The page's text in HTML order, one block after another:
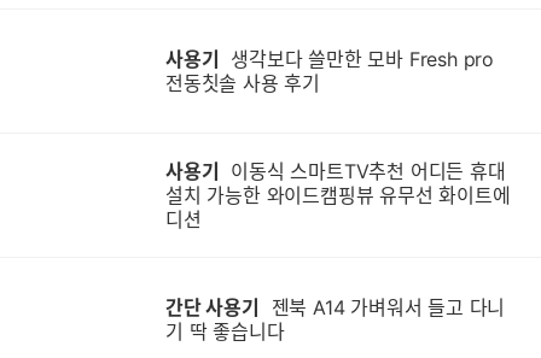
사용기
전동칫솔 사용 후기
사용기
설치 가능한 와이드캠핑뷰 유무선 화이트에
디션
간단 사용기
기 딱 좋습니다